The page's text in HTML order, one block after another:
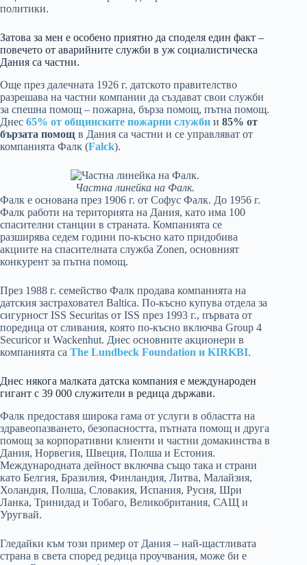
политики.
Затова за мен е особено приятно да споделя един факт –
повечето от аварийните служби в уж социалистическа
Дания са частни.
Още през далечната 1926 г. датското правителство
разрешава на частни компании да създават свои служби
за спешна помощ – пожарна, бърза помощ, пътна помощ.
Днес 65% от общинските пожарни служби и 85% от
бързата помощ в Дания са частни и се управляват от
компанията Фалк (Falck).
Частна линейка на Фалк.
Фалк е основана през 1906 г. от Софус Фалк. До 1956 г.
Фалк работи на територията на Дания, като има 100
спасителни станции в страната. Компанията се
разширява седем години по-късно като придобива
акциите на спасителната служба Zonen, основният
конкурент за пътна помощ.
През 1988 г. семейство Фалк продава компанията на
датския застраховател Baltica. По-късно купува отдела за
сигурност ISS Securitas от ISS през 1993 г., първата от
поредица от сливания, която по-късно включва Group 4
Securicor и Wackenhut. Днес основните акционери в
компанията са The Lundbeck Foundation и KIRKBI.
Днес някога малката датска компания е международен
гигант с 39 000 служители в редица държави.
Фалк предоставя широка гама от услуги в областта на
здравеопазването, безопасността, пътната помощ и друга
помощ за корпоративни клиенти и частни домакинства в
Дания, Норвегия, Швеция, Полша и Естония.
Международната дейност включва също така и страни
като Белгия, Бразилия, Финландия, Литва, Малайзия,
Холандия, Полша, Словакия, Испания, Русия, Шри
Ланка, Тринидад и Тобаго, Великобритания, САЩ и
Уругвай.
Гледайки към този пример от Дания – най-щастливата
страна в света според редица проучвания, може би е